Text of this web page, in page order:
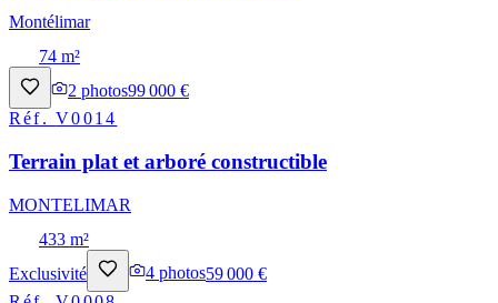
Montélimar
74 m²
2 photos99 000 €
Réf.V0014
Terrain plat et arboré constructible
MONTELIMAR
433 m²
Exclusivité
4 photos59 000 €